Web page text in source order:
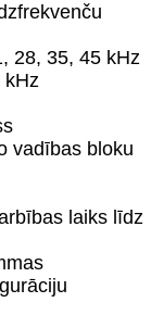
28, 35, 45 kHz
kHz
vadības bloku
laiks līdz